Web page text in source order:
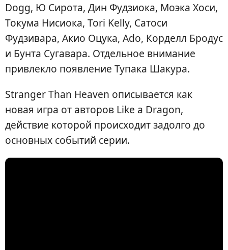
Dogg, Ю Сирота, Дин Фудзиока, Моэка Хоси,
Токума Нисиока, Tori Kelly, Сатоси
Фудзивара, Акио Оцука, Ado, Корделл Бродус
и Бунта Сугавара. Отдельное внимание
привлекло появление Тупака Шакура.
Stranger Than Heaven описывается как
новая игра от авторов Like a Dragon,
действие которой происходит задолго до
основных событий серии.